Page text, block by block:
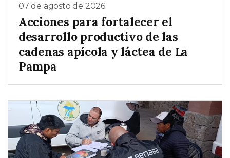
07 de agosto de 2026
Acciones para fortalecer el
desarrollo productivo de las
cadenas apícola y láctea de La
Pampa